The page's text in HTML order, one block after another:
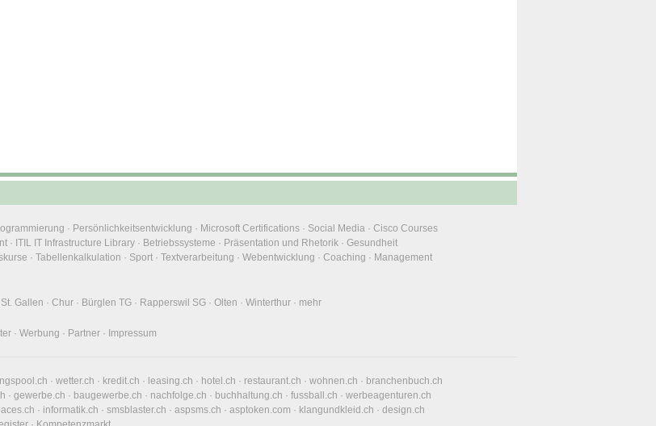
· Persönlichkeitsentwicklung · Microsoft Certifications · Social Media · Cisco Courses
· ITIL IT Infrastructure Library · Betriebssysteme · Präsentation und Rhetorik · Gesundheit
· Tabellenkalkulation · Sport · Textverarbeitung · Webentwicklung · Coaching · Management
St. Gallen · Chur · Bürglen TG · Rapperswil SG · Olten · Winterthur · mehr
· Werbung · Partner · Impressum
· wetter.ch · kredit.ch · leasing.ch · hotel.ch · restaurant.ch · wohnen.ch · branchenbuch.ch
· gewerbe.ch · baugewerbe.ch · nachfolge.ch · buchhaltung.ch · fussball.ch · werbeagenturen.ch
· informatik.ch · smsblaster.ch · aspsms.ch · asptoken.com · klangundkleid.ch · design.ch